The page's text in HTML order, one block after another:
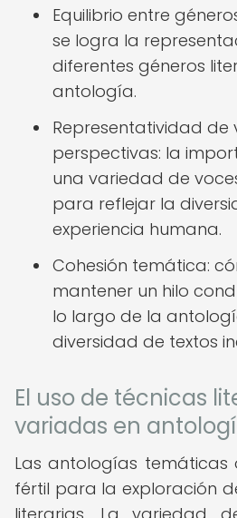
Equilibrio entre
se logra la
diferentes géneros
antología.
Representatividad de
perspectivas: la
una variedad de
para reflejar la
experiencia humana.
Cohesión temática:
mantener un hilo
lo largo de la
diversidad de textos
El uso de técnicas
variadas en
Las antologías temáticas
fértil para la exploración